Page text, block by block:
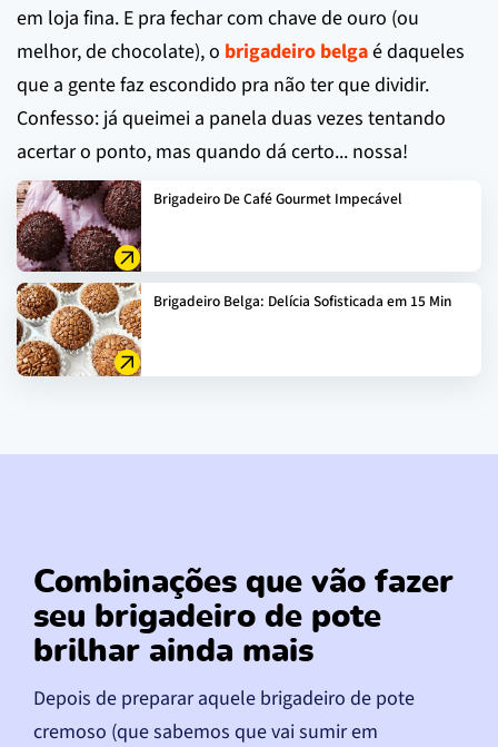
em loja fina. E pra fechar com chave de ouro (ou
melhor, de chocolate), o brigadeiro belgaé daqueles
que a gente faz escondido pra não ter que dividir.
Confesso: já queimei a panela duas vezes tentando
acertar o ponto, mas quando dá certo... nossa!
Brigadeiro De Café Gourmet Impecável
Brigadeiro Belga: Delícia Sofisticada em 15 Min
Combinações que vão fazer
seu brigadeiro de pote
brilhar ainda mais
Depois de preparar aquele brigadeiro de pote
cremoso (que sabemos que vai sumir em